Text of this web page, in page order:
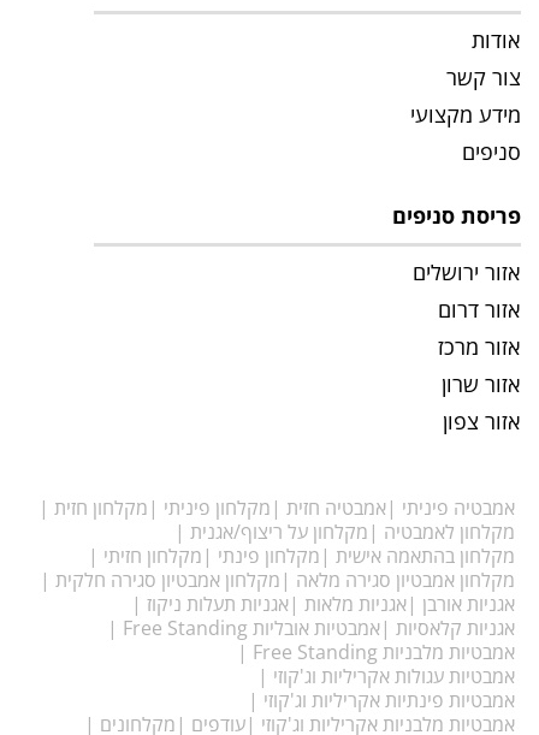
אודות
צור קשר
מידע מקצועי
סניפים
פריסת סניפים
אזור ירושלים
אזור דרום
אזור מרכז
אזור שרון
אזור צפון
אמבטיה פיניתי אמבטיה חזית מקלחון פיניתי מקלחון חזית
מקלחון לאמבטיה מקלחון על ריצוף/אגנית
מקלחון בהתאמה אישית מקלחון פינתי מקלחון חזיתי
מקלחון אמבטיון סגירה מלאה מקלחון אמבטיון סגירה חלקית
אגניות אורבן אגניות מלאות אגניות תעלות ניקוז
אגניות קלאסיות אמבטיות אובליות Free Standing
אמבטיות מלבניות Free Standing
אמבטיות עגולות אקריליות וג'קוזי
אמבטיות פינתיות אקריליות וג'קוזי
אמבטיות מלבניות אקריליות וג'קוזי עודפים מקלחונים